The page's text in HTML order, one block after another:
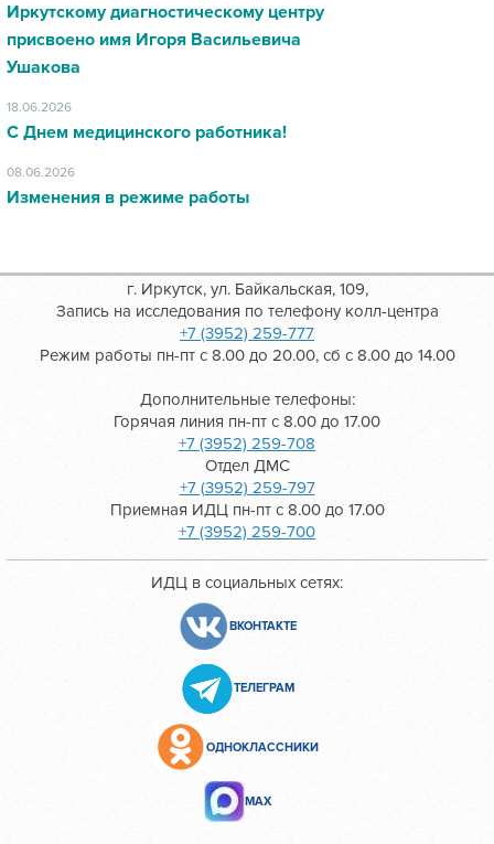
Иркутскому диагностическому центру
присвоено имя Игоря Васильевича
Ушакова
18.06.2026
С Днем медицинского работника!
08.06.2026
Изменения в режиме работы
г. Иркутск, ул. Байкальская, 109,
Запись на исследования по телефону колл-центра
+7 (3952) 259-777
Режим работы пн-пт с 8.00 до 20.00, сб с 8.00 до 14.00
Дополнительные телефоны:
Горячая линия пн-пт с 8.00 до 17.00
+7 (3952) 259-708
Отдел ДМС
+7 (3952) 259-797
Приемная ИДЦ пн-пт с 8.00 до 17.00
+7 (3952) 259-700
ИДЦ в социальных сетях:
ВКОНТАКТЕ
ТЕЛЕГРАМ
ОДНОКЛАССНИКИ
МАХ